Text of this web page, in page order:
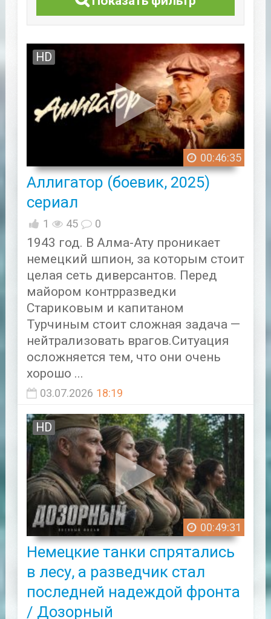
00:46:35
HD
Аллигатор (боевик, 2025)
сериал
1 45 0
1943 год. В Алма-Ату проникает
немецкий шпион, за которым стоит
целая сеть диверсантов. Перед
майором контрразведки
Стариковым и капитаном
Турчиным стоит сложная задача —
нейтрализовать врагов.Ситуация
осложняется тем, что они очень
хорошо ...
03.07.2026 18:19
00:49:31
HD
Немецкие танки спрятались
в лесу, а разведчик стал
последней надеждой фронта
/ Дозорный